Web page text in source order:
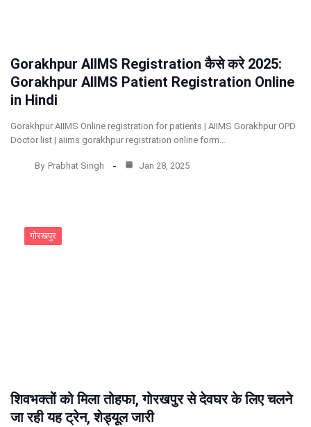
Gorakhpur AIIMS Registration कैसे करे 2025:
Gorakhpur AIIMS Patient Registration Online
in Hindi
Gorakhpur AIIMS Online registration for patients | AIIMS Gorakhpur OPD
Doctor list | aiims gorakhpur registration online form…
By Prabhat Singh Jan 28, 2025
गोरखपुर
शिवभक्तों को मिला तोहफा, गोरखपुर से देवघर के लिए चलने
जा रही यह ट्रेन, शेड्यूल जारी